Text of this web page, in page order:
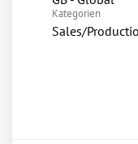
Kategorien
Sales/